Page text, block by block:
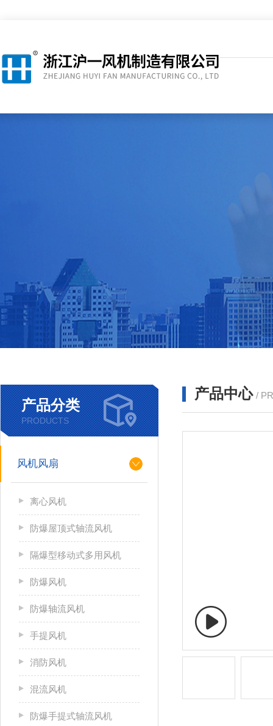
产品分类
PRODUCTS
风机风扇
离心风机
防爆屋顶式轴流风机
隔爆型移动式多用风机
防爆风机
防爆轴流风机
手提风机
消防风机
混流风机
防爆手提式轴流风机
产品中心 /